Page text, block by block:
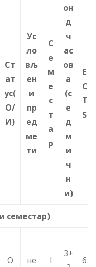
Ст
ат
ус(
О/
И)
Ус
ло
вљ
ен
и
пр
ед
ме
ти
С
е
м
е
с
т
а
р
он
д
ч
ас
ов
а
(с
е
д
м
и
ч
н
и)
E
C
T
S
семестар)
О не I
3+
6